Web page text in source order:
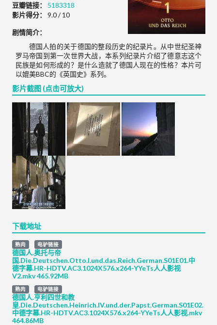
豆瓣链接：
5183318
影片得分：
9.0 / 10
剧情简介：
德国人拍的关于德国的整段历史的纪录片。从中世纪圣神
罗马帝国到第一次世界大战，本系列纪录片介绍了德意志这个
民族是如何形成的？是什么造就了德国人现在的性格？本片可
以媲美BBC的《英国史》系列。
影片截图 (点击可放大)
下载地址
熟肉 电驴链接
德国人.奥托与帝
国.Die.Deutschen.Otto.I.und.das.Reich.German.S01E01.中
德字幕.HR-HDTV.AC3.1024X576.x264-YYeTs人人影视
V2.mkv 465.92MB
熟肉 电驴链接
德国人.亨利四世和教
皇.Die.Deutschen.Heinrich.IV.und.der.Papst.German.S01E02.
中德字幕.HR-HDTV.AC3.1024X576.x264-YYeTs人人影视.mkv
464.86MB